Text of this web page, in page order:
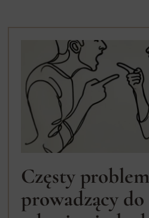
Częsty problem
prowadzący